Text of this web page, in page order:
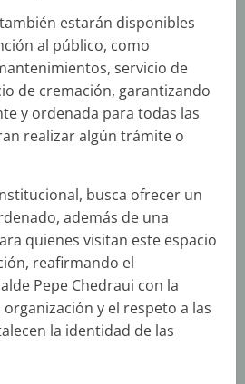
estarán disponibles
al público, como
servicio de
de cremación, garantizando
y ordenada para todas las
realizar algún trámite o
busca ofrecer un
además de una
quienes visitan este espacio
reafirmando el
Pepe Chedraui con la
y el respeto a las
la identidad de las